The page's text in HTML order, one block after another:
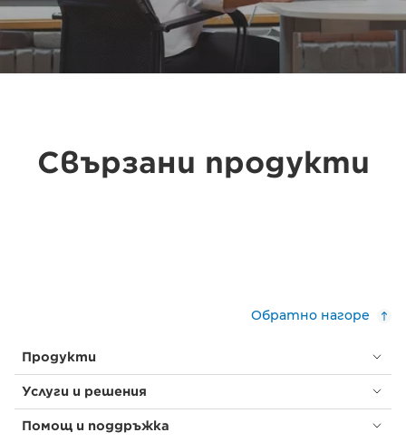
Свързани продукти
Обратно нагоре
Продукти
Услуги и решения
Помощ и поддръжка